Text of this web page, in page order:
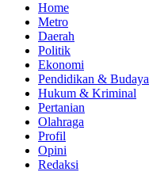
Home
Metro
Daerah
Politik
Ekonomi
Pendidikan & Budaya
Hukum & Kriminal
Pertanian
Olahraga
Profil
Opini
Redaksi